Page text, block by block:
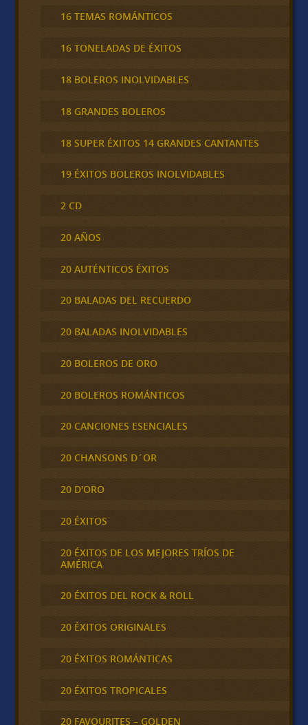
16 TEMAS ROMÁNTICOS
16 TONELADAS DE ÉXITOS
18 BOLEROS INOLVIDABLES
18 GRANDES BOLEROS
18 SUPER ÉXITOS 14 GRANDES CANTANTES
19 ÉXITOS BOLEROS INOLVIDABLES
2 CD
20 AÑOS
20 AUTÉNTICOS ÉXITOS
20 BALADAS DEL RECUERDO
20 BALADAS INOLVIDABLES
20 BOLEROS DE ORO
20 BOLEROS ROMÁNTICOS
20 CANCIONES ESENCIALES
20 CHANSONS D´OR
20 D'ORO
20 ÉXITOS
20 ÉXITOS DE LOS MEJORES TRÍOS DE
AMÉRICA
20 ÉXITOS DEL ROCK & ROLL
20 ÉXITOS ORIGINALES
20 ÉXITOS ROMÁNTICAS
20 ÉXITOS TROPICALES
20 FAVOURITES – GOLDEN